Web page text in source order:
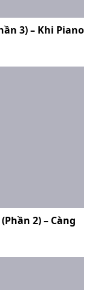
3) – Khi Piano
2) – Càng